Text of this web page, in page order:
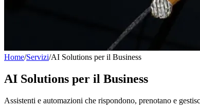
Home/Servizi/AI Solutions per il Business
AI Solutions per il Business
Assistenti e automazioni che rispondono, prenotano e